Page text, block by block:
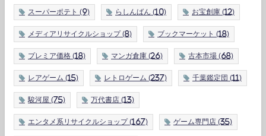
スーパーポテト (9) らしんばん (10) お宝創庫 (12)
メディアリサイクルショップ (8) ブックマーケット (18)
プレミア価格 (18) マンガ倉庫 (26) 古本市場 (68)
レアゲーム (15) レトロゲーム (237) 千葉鑑定団 (11)
駿河屋 (75) 万代書店 (13)
エンタメ系リサイクルショップ (167) ゲーム専門店 (35)